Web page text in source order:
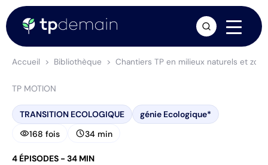
Accueil Bibliothèque Chantiers TP en milieux naturels et
TP MOTION
TRANSITION ECOLOGIQUE génie Ecologique*
visibility168 fois schedule34 min
4 ÉPISODES - 34 MIN
arrow_forward